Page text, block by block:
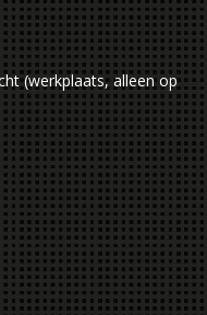
(werkplaats, alleen op